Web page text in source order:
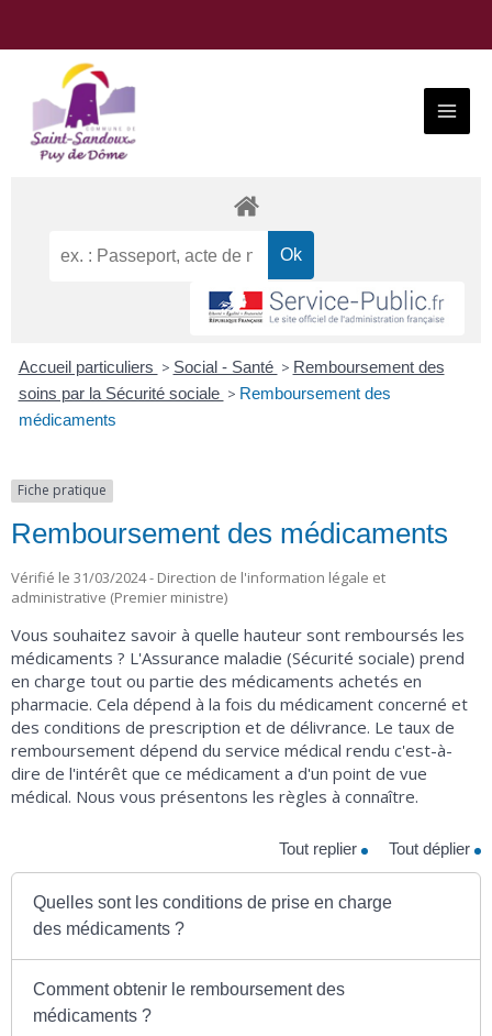
Menu
Accueil particuliers > Social - Santé > Remboursement des
soins par la Sécurité sociale > Remboursement des
médicaments
Fiche pratique
Remboursement des médicaments
Vérifié le 31/03/2024 - Direction de l'information légale et
administrative (Premier ministre)
Vous souhaitez savoir à quelle hauteur sont remboursés les
médicaments ? L'Assurance maladie (Sécurité sociale) prend
en charge tout ou partie des médicaments achetés en
pharmacie. Cela dépend à la fois du médicament concerné et
des conditions de prescription et de délivrance. Le taux de
remboursement dépend du service médical rendu c'est-à-
dire de l'intérêt que ce médicament a d'un point de vue
médical. Nous vous présentons les règles à connaître.
Tout replier Tout déplier
Quelles sont les conditions de prise en charge
des médicaments ?
Comment obtenir le remboursement des
médicaments ?